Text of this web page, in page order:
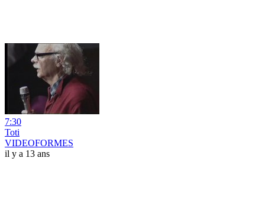
7:30
Toti
VIDEOFORMES
il y a 13 ans